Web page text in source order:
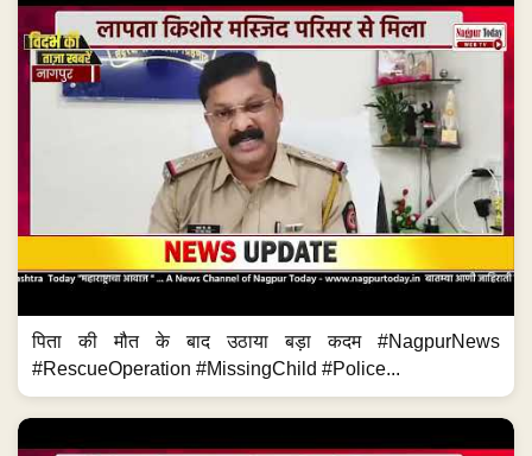
पिता की मौत के बाद उठाया बड़ा कदम #NagpurNews
#RescueOperation #MissingChild #Police...